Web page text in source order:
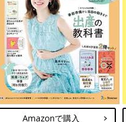
Amazonで購入